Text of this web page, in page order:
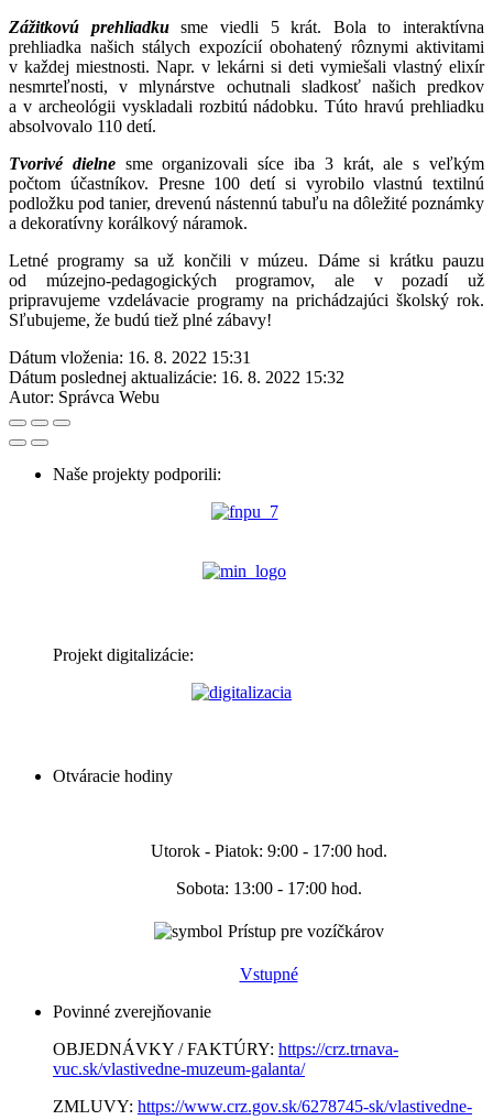
Zážitkovú prehliadkusme viedli 5 krát. Bola to interaktívna
prehliadka našich stálych expozícií obohatený rôznymi aktivitami
v každej miestnosti. Napr. v lekárni si deti vymiešali vlastný elixír
nesmrteľnosti, v mlynárstve ochutnali sladkosť našich predkov
a v archeológii vyskladali rozbitú nádobku. Túto hravú prehliadku
absolvovalo 110 detí.
Tvorivé dielnesme organizovali síce iba 3 krát, ale s veľkým
počtom účastníkov. Presne 100 detí si vyrobilo vlastnú textilnú
podložku pod tanier, drevenú nástennú tabuľu na dôležité poznámky
a dekoratívny korálkový náramok.
Letné programy sa už končili v múzeu. Dáme si krátku pauzu
od múzejno-pedagogických programov, ale v pozadí už
pripravujeme vzdelávacie programy na prichádzajúci školský rok.
Sľubujeme, že budú tiež plné zábavy!
Dátum vloženia: 16. 8. 2022 15:31
Dátum poslednej aktualizácie: 16. 8. 2022 15:32
Autor: Správca Webu
Naše projekty podporili:
Projekt digitalizácie:
Otváracie hodiny
Utorok - Piatok: 9:00 - 17:00 hod.
Sobota: 13:00 - 17:00 hod.
Prístup pre vozíčkárov
Vstupné
Povinné zverejňovanie
OBJEDNÁVKY / FAKTÚRY: https://crz.trnava-
vuc.sk/vlastivedne-muzeum-galanta/
ZMLUVY: https://www.crz.gov.sk/6278745-sk/vlastivedne-